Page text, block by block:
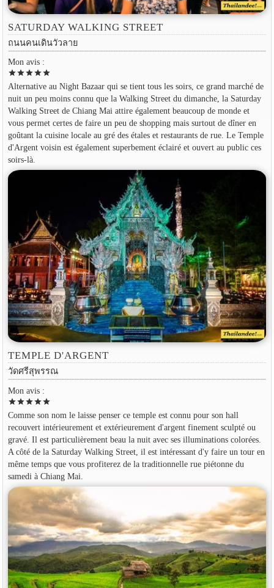
SATURDAY WALKING STREET
ถนนคนเดินวัวลาย
Mon avis :
starstarstarstarstar
Alternative au Night Bazaar qui se tient tous les soirs, ce grand marché de
nuit un peu moins connu que la Walking Street du dimanche, la Saturday
Walking Street de Chiang Mai attire également beaucoup de monde et
vous permet certes de faire un peu de shopping mais surtout de dîner en
goûtant la cuisine locale au gré des étales et restaurants de rue. Le Temple
d'Argent voisin est également superbement éclairé et ouvert au public ces
soirs-là.
TEMPLE D'ARGENT
วัดศรีสุพรรณ
Mon avis :
starstarstarstarstar
Comme son nom le laisse penser ce temple est connu pour son hall
recouvert intérieurement et extérieurement d'argent finement sculpté ou
gravé. Il est particulièrement beau la nuit avec ses illuminations colorées.
A côté de la Saturday Walking Street, il est intéressant d'y faire un tour en
même temps que vous profiterez de la traditionnelle rue piétonne du
samedi à Chiang Mai.